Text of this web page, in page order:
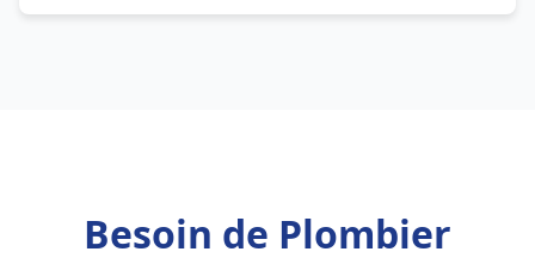
Besoin de Plombier